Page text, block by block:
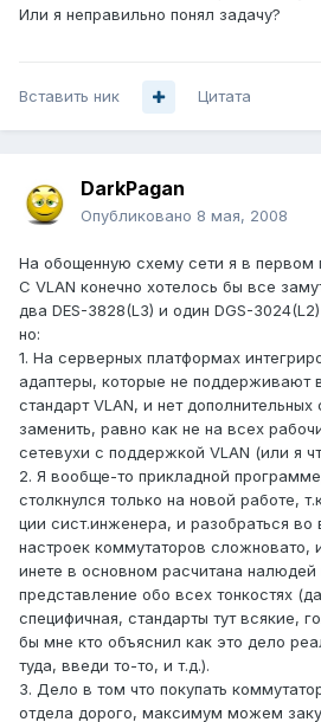
Или я неправильно понял задачу?
Вставить ник Цитата
DarkPagan
Опубликовано 8 мая, 2008
На обощенную схему сети я в первом
С VLAN конечно хотелось бы все
два DES-3828(L3) и один DGS-
но:
1. На серверных платформах
адаптеры, которые не поддерживают
стандарт VLAN, и нет дополнительных
заменить, равно как не на всех
сетевухи с поддержкой VLAN (или я
2. Я вообще-то прикладной
столкнулся только на новой работе,
ции сист.инженера, и разобраться во
настроек коммутаторов сложновато,
инете в основном расчитана
представление обо всех тонкостях
специфичная, стандарты тут всякие,
бы мне кто объяснил как это дело
туда, введи то-то, и т.д.).
3. Дело в том что покупать
отдела дорого, максимум можем